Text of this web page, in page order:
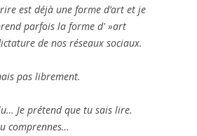
est déjà une forme d’art et je
parfois la forme d' »art
de nos réseaux sociaux.
pas librement.
Je prétend que tu sais lire.
comprennes…